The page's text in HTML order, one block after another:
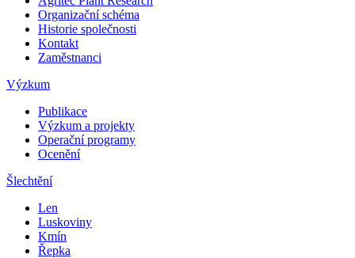
Organizační schéma
Historie společnosti
Kontakt
Zaměstnanci
Výzkum
Publikace
Výzkum a projekty
Operační programy
Ocenění
Šlechtění
Len
Luskoviny
Kmín
Řepka